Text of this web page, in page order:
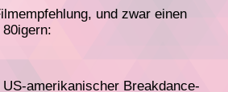
und zwar einen
amerikanischer Breakdance-